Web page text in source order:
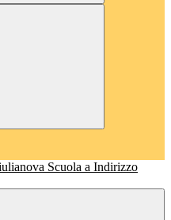
Scuola a Indirizzo